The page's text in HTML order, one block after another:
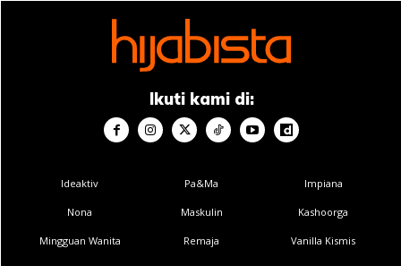
Ikuti kami di:
Ideaktiv
Nona
Mingguan Wanita
Pa&Ma
Maskulin
Remaja
Impiana
Kashoorga
Vanilla Kismis